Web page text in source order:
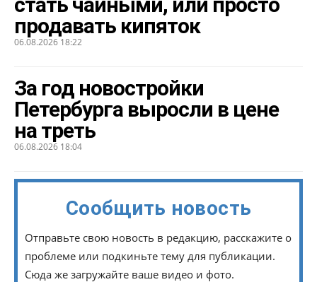
продавать кипяток
06.08.2026 18:22
За год новостройки
Петербурга выросли в цене
на треть
06.08.2026 18:04
Сообщить новость
Отправьте свою новость в редакцию, расскажите о
проблеме или подкиньте тему для публикации.
Сюда же загружайте ваше видео и фото.